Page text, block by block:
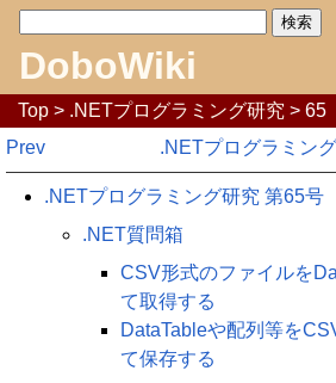
DoboWiki
Top > .NETプログラミング研究 > 65
Prev
.NETプログラミン
.NETプログラミング研究 第65号
.NET質問箱
CSV形式のファイルを
て取得する
DataTableや配列等を
て保存する